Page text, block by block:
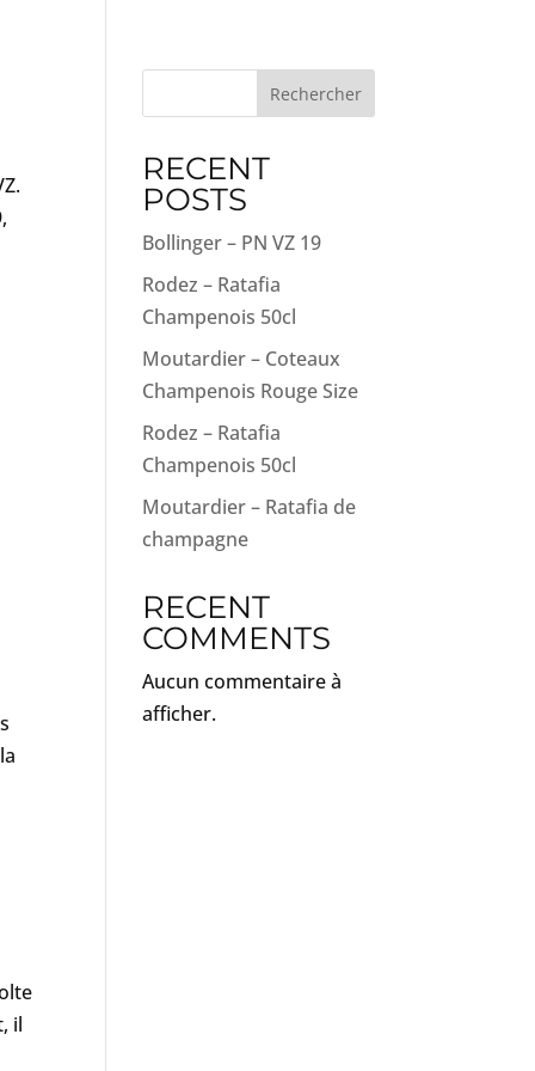
il
Rechercher
RECENT
POSTS
Bollinger – PN VZ 19
Rodez – Ratafia
Champenois 50cl
Moutardier – Coteaux
Champenois Rouge Size
Rodez – Ratafia
Champenois 50cl
Moutardier – Ratafia de
champagne
RECENT
COMMENTS
Aucun commentaire à
afficher.